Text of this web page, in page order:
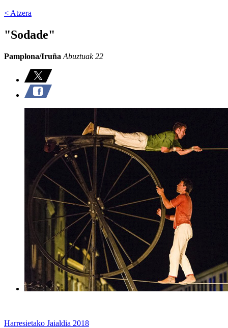
< Atzera
"Sodade"
Pamplona/Iruña Abuztuak 22
Harresietako Jaialdia 2018